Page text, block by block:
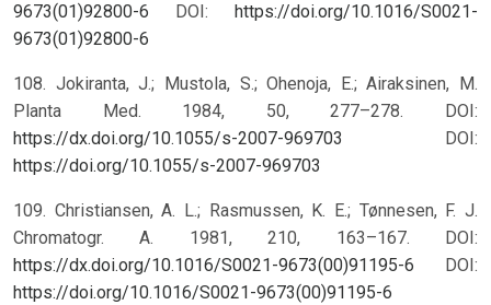
9673(01)92800-6
DOI: https://doi.org/10.1016/S0021-
9673(01)92800-6
108. Jokiranta, J.; Mustola, S.; Ohenoja, E.; Airaksinen, M.
Planta Med. 1984, 50, 277–278. DOI:
https://dx.doi.org/10.1055/s-2007-969703
DOI:
https://doi.org/10.1055/s-2007-969703
109. Christiansen, A. L.; Rasmussen, K. E.; Tønnesen, F. J.
Chromatogr. A. 1981, 210, 163–167. DOI:
https://dx.doi.org/10.1016/S0021-9673(00)91195-6
DOI:
https://doi.org/10.1016/S0021-9673(00)91195-6